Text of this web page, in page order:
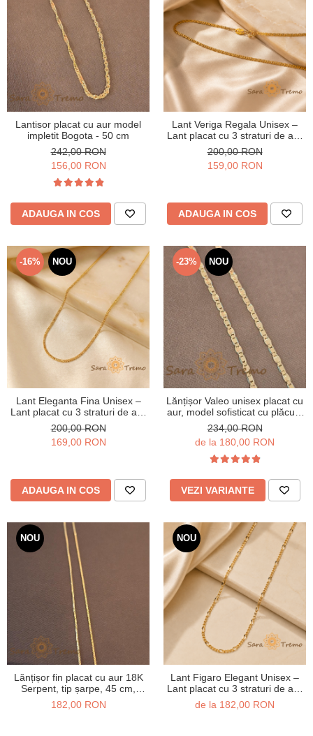
Lantisor placat cu aur model
impletit Bogota - 50 cm
242,00 RON
156,00 RON
ADAUGA IN COS
Lant Veriga Regala Unisex –
Lant placat cu 3 straturi de aur
18K Brazilia, cu stanta, 50 cm
200,00 RON
159,00 RON
ADAUGA IN COS
-16% NOU
Lant Eleganta Fina Unisex –
Lant placat cu 3 straturi de aur
18K Brazilia, cu stanta, 50 cm
200,00 RON
169,00 RON
ADAUGA IN COS
-23% NOU
Lănțișor Valeo unisex placat cu
aur, model sofisticat cu plăcuțe
intercalate, 50/55/60 cm
234,00 RON
de la 180,00 RON
VEZI VARIANTE
NOU
Lănțișor fin placat cu aur 18K
Serpent, tip șarpe, 45 cm,
unisex
182,00 RON
NOU
Lant Figaro Elegant Unisex –
Lant placat cu 3 straturi de aur
18K Brazilia, cu stanta, 50/55
cm
de la 182,00 RON